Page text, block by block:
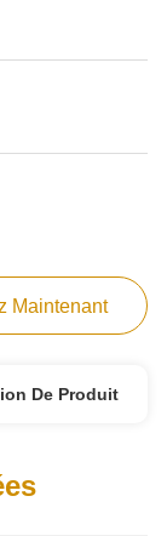
Maintenant
De Produit